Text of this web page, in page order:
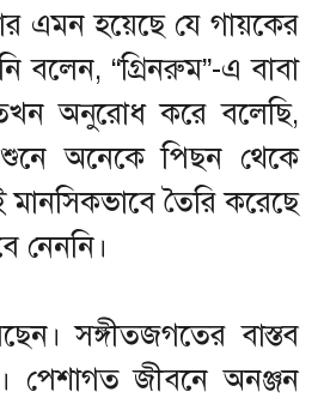
এমন হয়েছে যে গায়কের
বলেন, “গ্রিনরুম”-এ বাবা
অনুরোধ করে বলেছি,
অনেকে পিছন থেকে
তৈরি করেছে
নেননি।
সঙ্গীতজগতের বাস্তব
পেশাগত জীবনে অনঞ্জন